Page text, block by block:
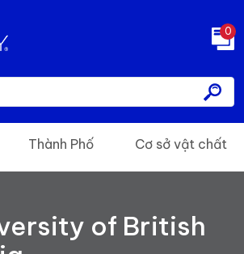
0
of British
Thành Phố Cơ sở vật chất